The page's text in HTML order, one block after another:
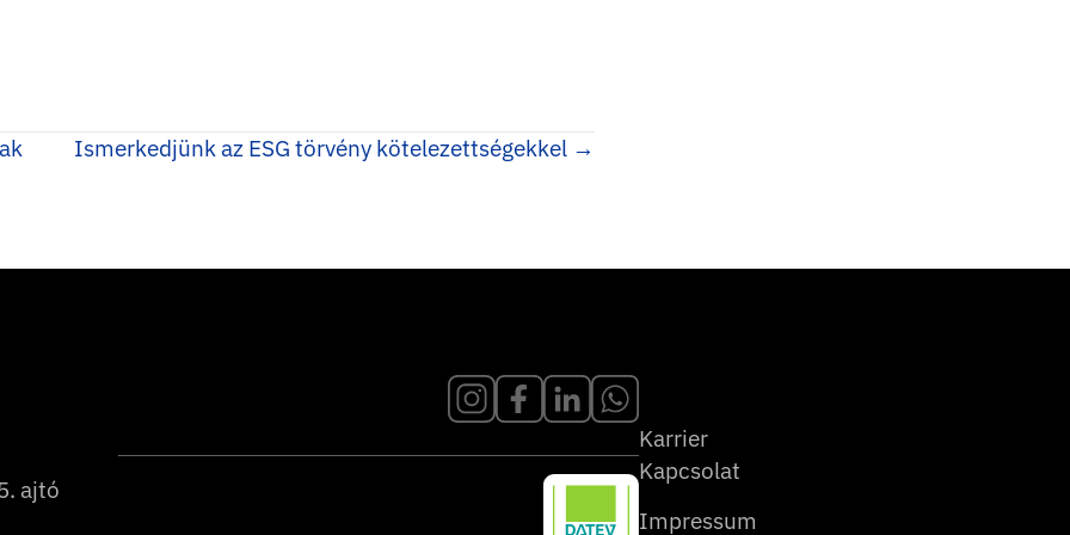
Ismerkedjünk az ESG törvény kötelezettségekkel →
ajtó
Karrier
Kapcsolat
Impressum